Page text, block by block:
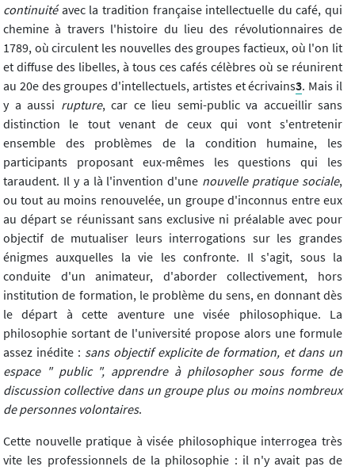
continuitéavec la tradition française intellectuelle du café, qui
chemine à travers l'histoire du lieu des révolutionnaires de
1789, où circulent les nouvelles des groupes factieux, où l'on lit
et diffuse des libelles, à tous ces cafés célèbres où se réunirent
au 20e des groupes d'intellectuels, artistes et écrivains3. Mais il
y a aussi rupture, car ce lieu semi-public va accueillir sans
distinction le tout venant de ceux qui vont s'entretenir
ensemble des problèmes de la condition humaine, les
participants proposant eux-mêmes les questions qui les
taraudent. Il y a là l'invention d'une nouvelle pratique sociale,
ou tout au moins renouvelée, un groupe d'inconnus entre eux
au départ se réunissant sans exclusive ni préalable avec pour
objectif de mutualiser leurs interrogations sur les grandes
énigmes auxquelles la vie les confronte. Il s'agit, sous la
conduite d'un animateur, d'aborder collectivement, hors
institution de formation, le problème du sens, en donnant dès
le départ à cette aventure une visée philosophique. La
philosophie sortant de l'université propose alors une formule
assez inédite : sans objectif explicite de formation, et dans un
espace " public ", apprendre à philosopher sous forme de
discussion collective dans un groupe plus ou moins nombreux
de personnes volontaires.
Cette nouvelle pratique à visée philosophique interrogea très
vite les professionnels de la philosophie : il n'y avait pas de